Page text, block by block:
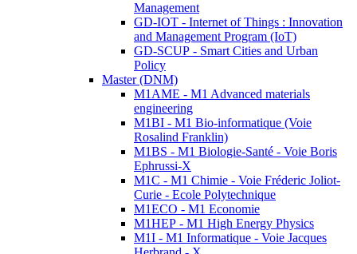
Management
GD-IOT - Internet of Things : Innovation
and Management Program (IoT)
GD-SCUP - Smart Cities and Urban
Policy
Master (DNM)
M1AME - M1 Advanced materials
engineering
M1BI - M1 Bio-informatique (Voie
Rosalind Franklin)
M1BS - M1 Biologie-Santé - Voie Boris
Ephrussi-X
M1C - M1 Chimie - Voie Fréderic Joliot-
Curie - Ecole Polytechnique
M1ECO - M1 Economie
M1HEP - M1 High Energy Physics
M1I - M1 Informatique - Voie Jacques